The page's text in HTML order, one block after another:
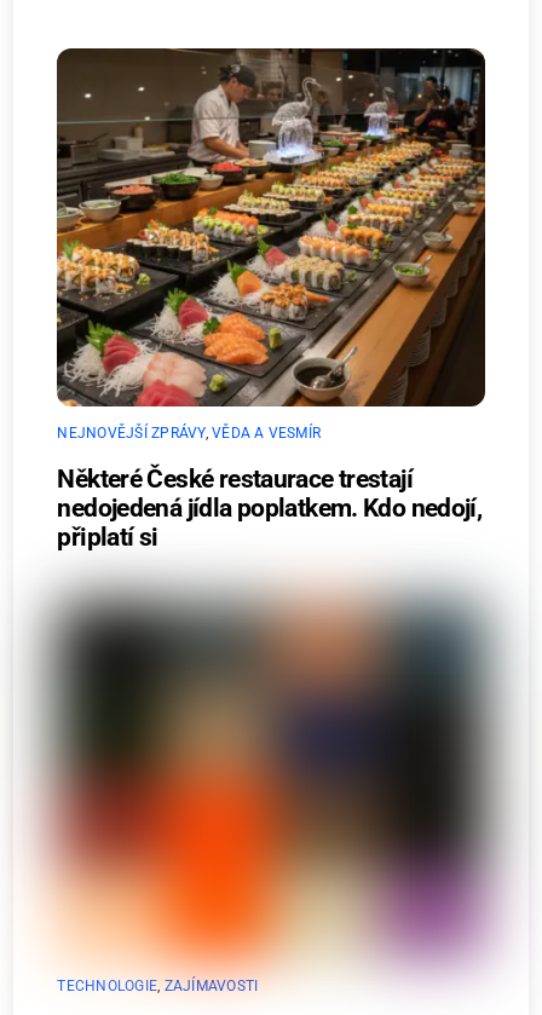
NEJNOVĚJŠÍ ZPRÁVY,VĚDA A VESMÍR
Některé České restaurace trestají
nedojedená jídla poplatkem. Kdo nedojí,
připlatí si
TECHNOLOGIE ZAJÍMAVOSTI